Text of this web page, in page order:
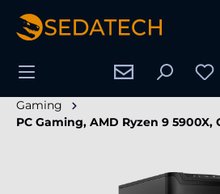
zawartości
Gaming
PC Gaming, AMD Ryzen 9 5900X,